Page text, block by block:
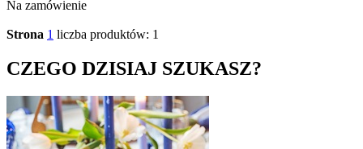
Na zamówienie
Strona 1 liczba produktów: 1
CZEGO DZISIAJ SZUKASZ?